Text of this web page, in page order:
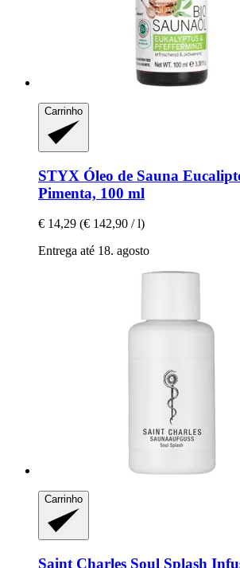
Carrinho
STYX Óleo de Sauna
Pimenta, 100 ml
€ 14,29 (€ 142,90 / l)
Entrega até 18. agosto
Carrinho
Saint Charles Soul Splash